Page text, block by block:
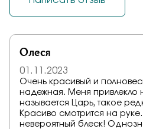
Олеся
01.11.2023
Очень красивый и
надежная. Меня привлекло новое плетение,
называется Царь, такое
Красиво смотрится на